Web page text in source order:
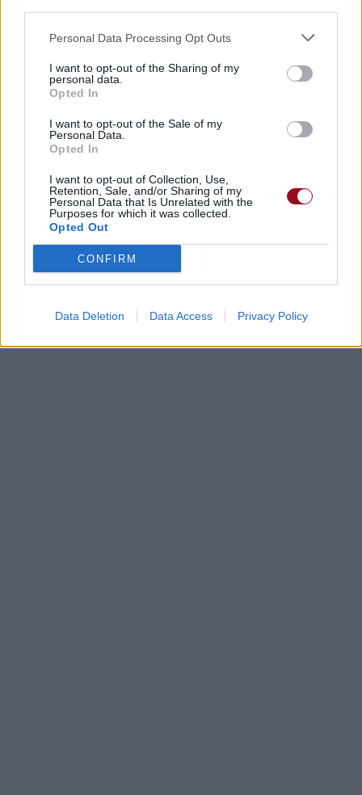
Personal Data Processing Opt Outs
I want to opt-out of the Sharing of my
personal data.
Opted In
I want to opt-out of the Sale of my
Personal Data.
Opted In
I want to opt-out of Collection, Use,
Retention, Sale, and/or Sharing of my
Personal Data that Is Unrelated with the
Purposes for which it was collected.
Opted Out
CONFIRM
Data Deletion Data Access Privacy Policy